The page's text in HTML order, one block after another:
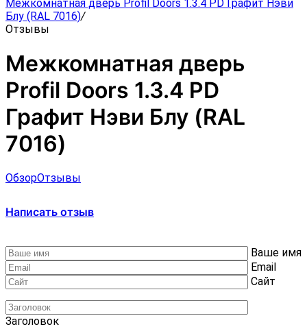
Межкомнатная дверь Profil Doors 1.3.4 PD Графит Нэви
Блу (RAL 7016)/
Отзывы
Межкомнатная дверь
Profil Doors 1.3.4 PD
Графит Нэви Блу (RAL
7016)
ОбзорОтзывы
Написать отзыв
Ваше имя
Email
Сайт
Заголовок